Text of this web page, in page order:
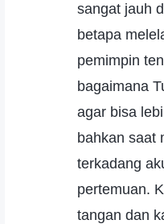
sangat jauh
betapa
pemimpin
bagaimana
agar bisa
bahkan saat
terkadang
pertemuan.
tangan dan